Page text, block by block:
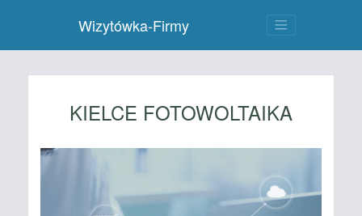
Wizytówka-Firmy
KIELCE FOTOWOLTAIKA